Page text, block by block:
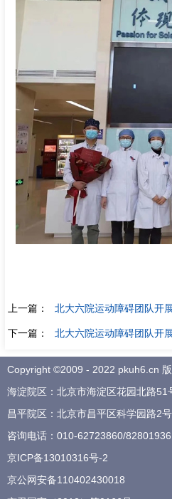
上一篇： 北大六院运动障碍团队开
下一篇： 北大六院运动障碍团队开
Copyright ©2009 - 2022 pkuh6.cn
海淀院区：北京市海淀区花园北路51
昌平院区：北京市昌平区科学园路2号
咨询电话： 010-62723860/82801936
京ICP备13010316号-2
京公网安备110402430018